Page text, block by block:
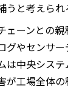
と考えられ
ェーンとの
グやセンサ
は中央シス
が工場全体